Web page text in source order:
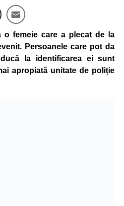
o femeie care a plecat de la
Persoanele care pot da
la identificarea ei sunt
apropiată unitate de poliție